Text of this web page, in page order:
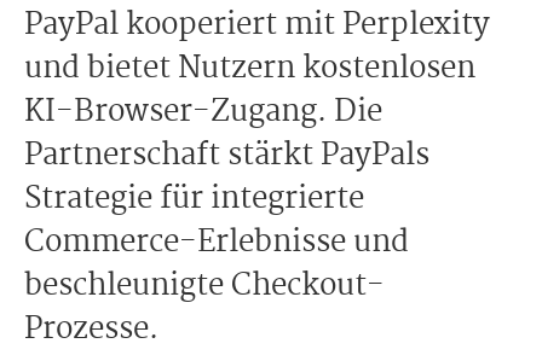
PayPal kooperiert mit Perplexity
und bietet Nutzern kostenlosen
KI-Browser-Zugang. Die
Partnerschaft stärkt PayPals
Strategie für integrierte
Commerce-Erlebnisse und
beschleunigte Checkout-
Prozesse.